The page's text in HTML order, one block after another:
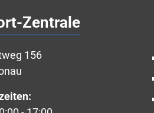
Zentrale
156